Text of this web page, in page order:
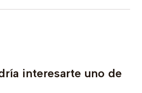
interesarte uno de